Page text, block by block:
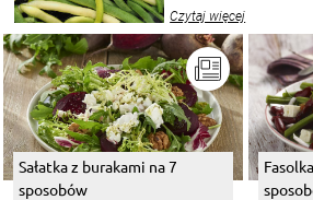
nasze propozycje!
Czytaj więcej
Sałatka z burakami na 7
sposobów